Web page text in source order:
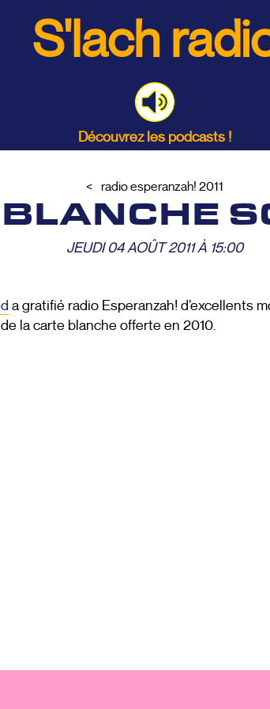
S'lach
Découvrez les podcasts !
radio esperanzah! 2011
JEUDI 04 AOÛT 2011 À 15:00
a gratifié radio Esperanzah! d’excellents
la carte blanche offerte en 2010.